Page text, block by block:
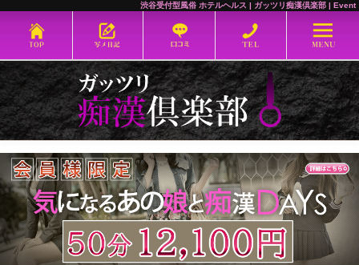
渋谷受付型風俗 ホテルヘルス | ガッツリ痴漢倶楽部 | Event